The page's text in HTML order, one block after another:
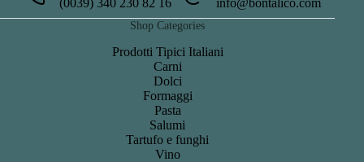
Shop Categories
Prodotti Tipici Italiani
Carni
Dolci
Formaggi
Pasta
Salumi
Tartufo e funghi
Vino